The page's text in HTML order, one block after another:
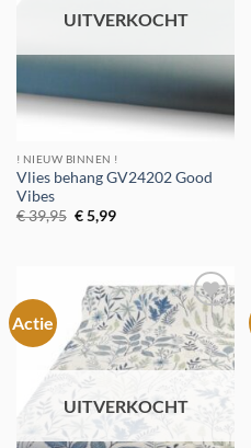
UITVERKOCHT
! NIEUW BINNEN !
Vlies behang GV24202 Good
Vibes
€39,95 Oorspronkelijke
prijs
€5,99Huidige
Actie
Toevoegen
aan
verlanglijst
UITVERKOCHT